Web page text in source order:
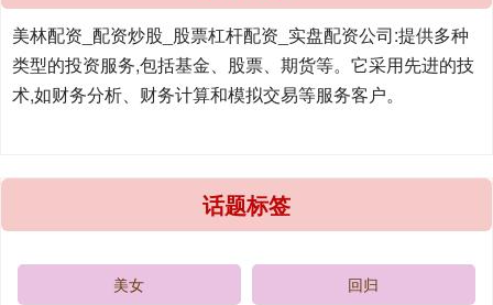
美林配资_配资炒股_股票杠杆配资_实盘配资公司:提供多种
类型的投资服务,包括基金、股票、期货等。它采用先进的技
术,如财务分析、财务计算和模拟交易等服务客户。
话题标签
美女 回归